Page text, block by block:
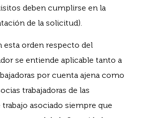
deben cumplirse en la
de la solicitud).
esta orden respecto del
se entiende aplicable tanto a
por cuenta ajena como
trabajadoras de las
asociado siempre que